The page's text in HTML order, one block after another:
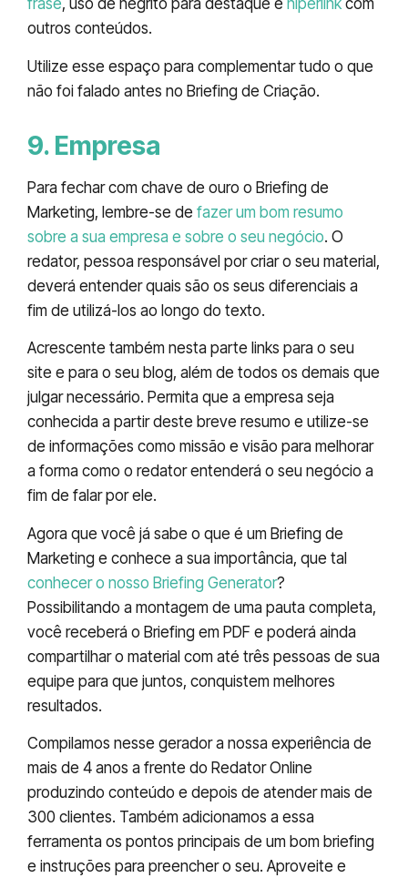
frase, uso de negrito para destaque e hiperlinkcom
outros conteúdos.
Utilize esse espaço para complementar tudo o que
não foi falado antes no Briefing de Criação.
9. Empresa
Para fechar com chave de ouro o Briefing de
Marketing, lembre-se de fazer um bom resumo
sobre a sua empresa e sobre o seu negócio. O
redator, pessoa responsável por criar o seu material,
deverá entender quais são os seus diferenciais a
fim de utilizá-los ao longo do texto.
Acrescente também nesta parte links para o seu
site e para o seu blog, além de todos os demais que
julgar necessário. Permita que a empresa seja
conhecida a partir deste breve resumo e utilize-se
de informações como missão e visão para melhorar
a forma como o redator entenderá o seu negócio a
fim de falar por ele.
Agora que você já sabe o que é um Briefing de
Marketing e conhece a sua importância, que tal
conhecer o nosso Briefing Generator?
Possibilitando a montagem de uma pauta completa,
você receberá o Briefing em PDF e poderá ainda
compartilhar o material com até três pessoas de sua
equipe para que juntos, conquistem melhores
resultados.
Compilamos nesse gerador a nossa experiência de
mais de 4 anos a frente do Redator Online
produzindo conteúdo e depois de atender mais de
300 clientes. Também adicionamos a essa
ferramenta os pontos principais de um bom briefing
e instruções para preencher o seu. Aproveite e